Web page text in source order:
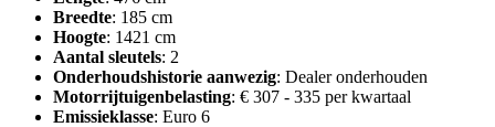
Breedte: 185 cm
Hoogte: 1421 cm
Aantal sleutels: 2
Onderhoudshistorie aanwezig: Dealer onderhouden
Motorrijtuigenbelasting: € 307 - 335 per kwartaal
Emissieklasse: Euro 6